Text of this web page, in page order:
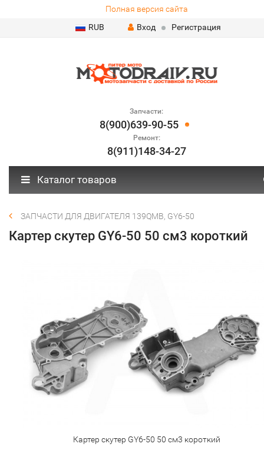
Полная версия сайта
RUB
Вход Регистрация
Запчасти:
8(900)639-90-55
Ремонт:
8(911)148-34-27
Каталог товаров
ЗАПЧАСТИ ДЛЯ ДВИГАТЕЛЯ 139QMB, GY6-50
Картер скутер GY6-50 50 см3 короткий
Картер скутер GY6-50 50 см3 короткий